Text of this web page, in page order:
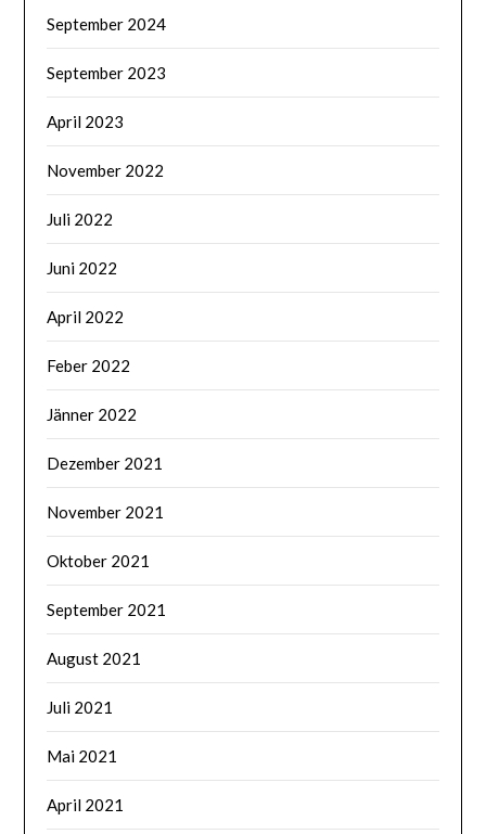
September 2024
September 2023
April 2023
November 2022
Juli 2022
Juni 2022
April 2022
Feber 2022
Jänner 2022
Dezember 2021
November 2021
Oktober 2021
September 2021
August 2021
Juli 2021
Mai 2021
April 2021